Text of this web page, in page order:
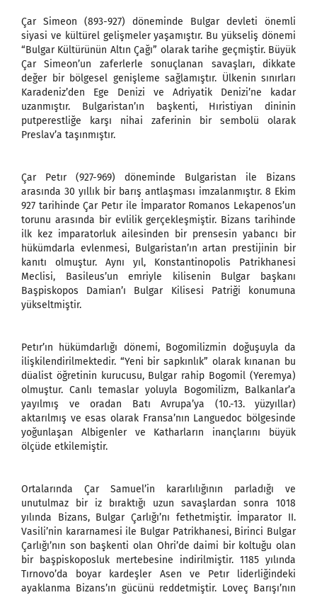
Çar Simeon (893-927) döneminde Bulgar devleti önemli
siyasi ve kültürel gelişmeler yaşamıştır. Bu yükseliş dönemi
“Bulgar Kültürünün Altın Çağı” olarak tarihe geçmiştir. Büyük
Çar Simeon’un zaferlerle sonuçlanan savaşları, dikkate
değer bir bölgesel genişleme sağlamıştır. Ülkenin sınırları
Karadeniz’den Ege Denizi ve Adriyatik Denizi’ne kadar
uzanmıştır. Bulgaristan’ın başkenti, Hıristiyan dininin
putperestliğe karşı nihai zaferinin bir sembolü olarak
Preslav’a taşınmıştır.
Çar Petır (927-969) döneminde Bulgaristan ile Bizans
arasında 30 yıllık bir barış antlaşması imzalanmıştır. 8 Ekim
927 tarihinde Çar Petır ile İmparator Romanos Lekapenos’un
torunu arasında bir evlilik gerçekleşmiştir. Bizans tarihinde
ilk kez imparatorluk ailesinden bir prensesin yabancı bir
hükümdarla evlenmesi, Bulgaristan’ın artan prestijinin bir
kanıtı olmuştur. Aynı yıl, Konstantinopolis Patrikhanesi
Meclisi, Basileus’un emriyle kilisenin Bulgar başkanı
Başpiskopos Damian’ı Bulgar Kilisesi Patriği konumuna
yükseltmiştir.
Petır’ın hükümdarlığı dönemi, Bogomilizmin doğuşuyla da
ilişkilendirilmektedir. “Yeni bir sapkınlık” olarak kınanan bu
düalist öğretinin kurucusu, Bulgar rahip Bogomil (Yeremya)
olmuştur. Canlı temaslar yoluyla Bogomilizm, Balkanlar’a
yayılmış ve oradan Batı Avrupa’ya (10.-13. yüzyıllar)
aktarılmış ve esas olarak Fransa’nın Languedoc bölgesinde
yoğunlaşan Albigenler ve Katharların inançlarını büyük
ölçüde etkilemiştir.
Ortalarında Çar Samuel’in kararlılığının parladığı ve
unutulmaz bir iz bıraktığı uzun savaşlardan sonra 1018
yılında Bizans, Bulgar Çarlığı’nı fethetmiştir. İmparator II.
Vasili’nin kararnamesi ile Bulgar Patrikhanesi, Birinci Bulgar
Çarlığı’nın son başkenti olan Ohri’de daimi bir koltuğu olan
bir başpiskoposluk mertebesine indirilmiştir. 1185 yılında
Tırnovo’da boyar kardeşler Asen ve Petır liderliğindeki
ayaklanma Bizans’ın gücünü reddetmiştir. Loveç Barışı’nın